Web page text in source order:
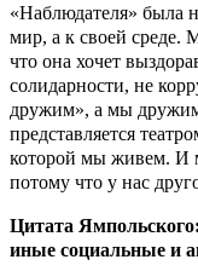
«Наблюдателя» была
мир, а к своей среде.
что она хочет
солидарности, не
дружим», а мы дружим
представляется
которой мы живем. И
потому что у нас
Цитата
иные социальные и